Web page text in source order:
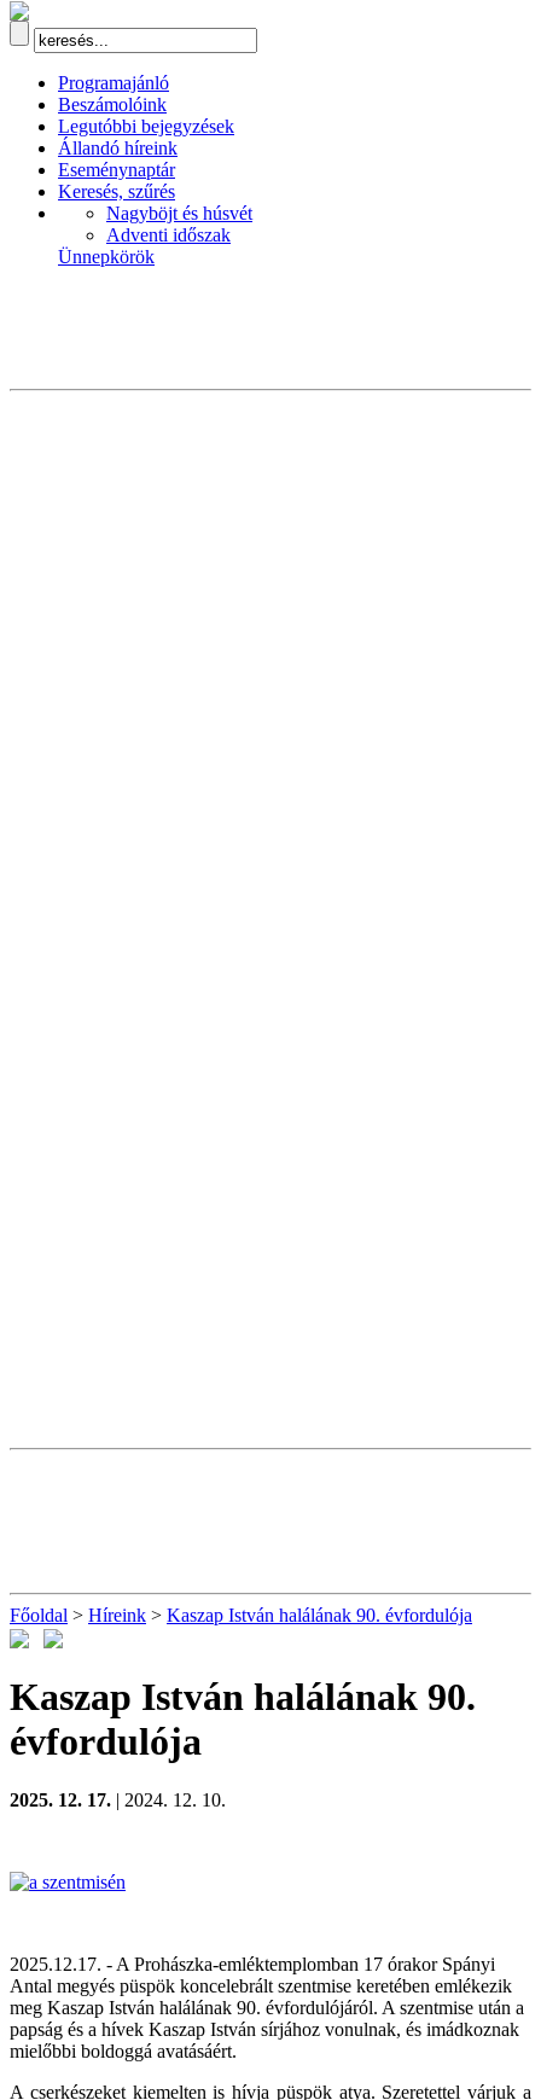
Programajánló
Beszámolóink
Legutóbbi bejegyzések
Állandó híreink
Eseménynaptár
Keresés, szűrés
Nagyböjt és húsvét
Adventi időszak
Ünnepkörök
Főoldal > Híreink > Kaszap István halálának 90. évfordulója
Kaszap István halálának 90.
évfordulója
2025. 12. 17. | 2024. 12. 10.
2025.12.17. - A Prohászka-emléktemplomban 17 órakor Spányi
Antal megyés püspök koncelebrált szentmise keretében emlékezik
meg Kaszap István halálának 90. évfordulójáról. A szentmise után a
papság és a hívek Kaszap István sírjához vonulnak, és imádkoznak
mielőbbi boldoggá avatásáért.
A cserkészeket kiemelten is hívja püspök atya. Szeretettel várjuk a